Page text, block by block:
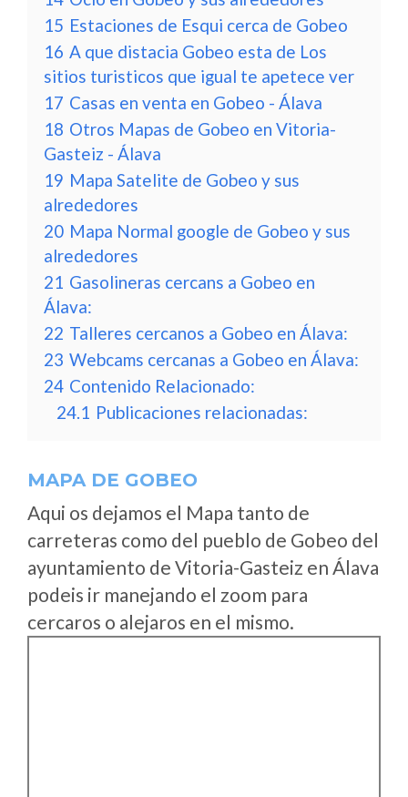
15 Estaciones de Esqui cerca de Gobeo
16 A que distacia Gobeo esta de Los
sitios turisticos que igual te apetece ver
17 Casas en venta en Gobeo - Álava
18 Otros Mapas de Gobeo en Vitoria-
Gasteiz - Álava
19 Mapa Satelite de Gobeo y sus
alrededores
20 Mapa Normal google de Gobeo y sus
alrededores
21 Gasolineras cercans a Gobeo en
Álava:
22 Talleres cercanos a Gobeo en Álava:
23 Webcams cercanas a Gobeo en Álava:
24 Contenido Relacionado:
24.1 Publicaciones relacionadas:
MAPA DE GOBEO
Aqui os dejamos el Mapa tanto de
carreteras como del pueblo de Gobeo del
ayuntamiento de Vitoria-Gasteiz en Álava
podeis ir manejando el zoom para
cercaros o alejaros en el mismo.